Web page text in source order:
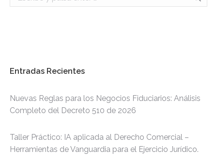
Entradas Recientes
Nuevas Reglas para los Negocios Fiduciarios: Análisis
Completo del Decreto 510 de 2026
Taller Práctico: IA aplicada al Derecho Comercial –
Herramientas de Vanguardia para el Ejercicio Jurídico.